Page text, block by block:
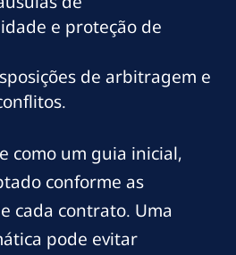
e proteção de
de arbitragem e
como um guia inicial,
conforme as
cada contrato. Uma
pode evitar